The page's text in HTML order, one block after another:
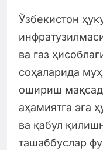
Ўзбекистон
ва газ
соҳаларида
ошириш
аҳамиятга эга
ва қабул
ташаббуслар